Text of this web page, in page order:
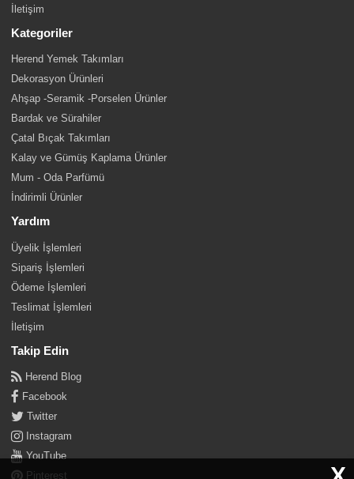
İletişim
Kategoriler
Herend Yemek Takımları
Dekorasyon Ürünleri
Ahşap -Seramik -Porselen Ürünler
Bardak ve Sürahiler
Çatal Bıçak Takımları
Kalay ve Gümüş Kaplama Ürünler
Mum - Oda Parfümü
İndirimli Ürünler
Yardım
Üyelik İşlemleri
Sipariş İşlemleri
Ödeme İşlemleri
Teslimat İşlemleri
İletişim
Takip Edin
Herend Blog
Facebook
Twitter
Instagram
YouTube
Pinterest